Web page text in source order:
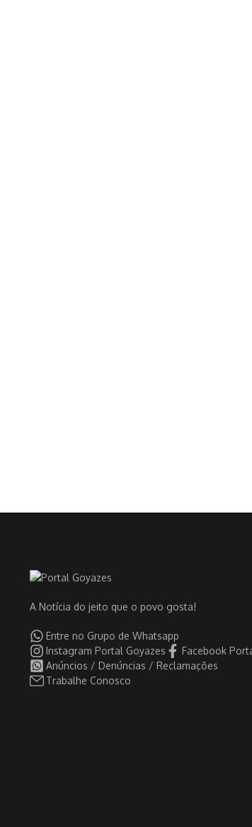
A Notícia do jeito que o povo gosta!
Entre no Grupo de Whatsapp
Instagram Portal Goyazes
Facebook
Anúncios / Denúncias / Reclamações
Trabalhe Conosco